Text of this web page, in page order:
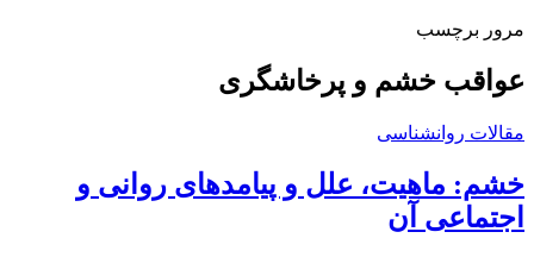
مرور برچسب
عواقب خشم و پرخاشگری
مقالات روانشناسی
خشم: ماهیت، علل و پیامدهای روانی و
اجتماعی آن